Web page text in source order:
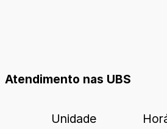
Atendimento nas UBS
Unidade